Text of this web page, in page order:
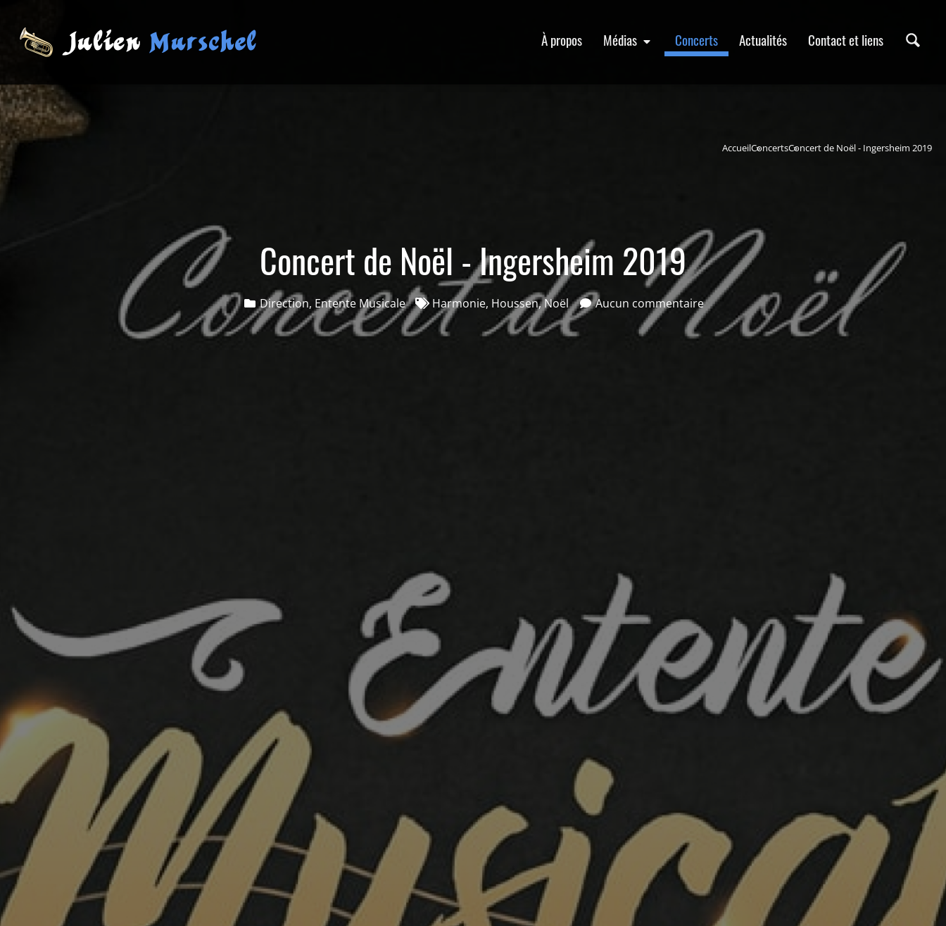
À propos Médias Concerts Actualités Contact et liens
AccueilConcertsConcert de Noël - Ingersheim 2019
Concert de Noël - Ingersheim 2019
Direction, Entente Musicale Harmonie, Houssen,Noël Aucun commentaire